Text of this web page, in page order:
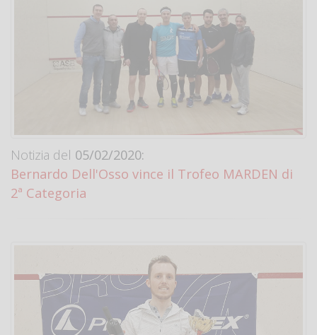
Notizia del 05/02/2020:
Bernardo Dell'Osso vince il Trofeo MARDEN di
2ª Categoria